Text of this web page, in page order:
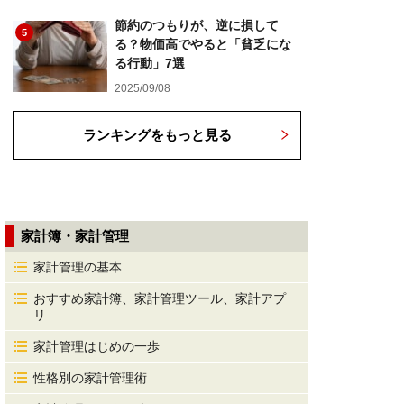
5
節約のつもりが、逆に損して
る？物価高でやると「貧乏にな
る行動」7選
2025/09/08
ランキングをもっと見る
家計簿・家計管理
家計管理の基本
おすすめ家計簿、家計管理ツール、家計アプ
リ
家計管理はじめの一歩
性格別の家計管理術